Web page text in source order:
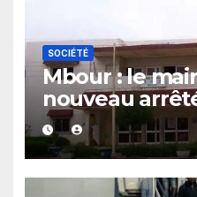
SOCIÉTÉ
Mbour : le
nouveau